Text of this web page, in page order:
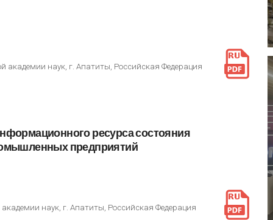
академии наук, г. Апатиты, Российская Федерация
ресурсасостояния
предприятий
наук, г. Апатиты, Российская Федерация